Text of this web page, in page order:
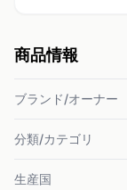
商品情報
ブランド/オーナー
分類/カテゴリ
生産国